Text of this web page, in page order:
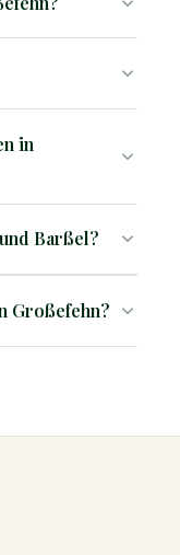
den
in
Barßel?
Großefehn?